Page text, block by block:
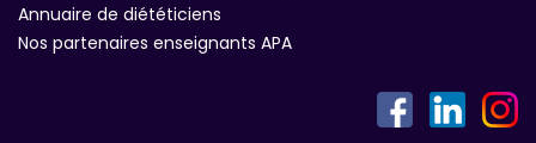
Annuaire de diététiciens
Nos partenaires enseignants APA